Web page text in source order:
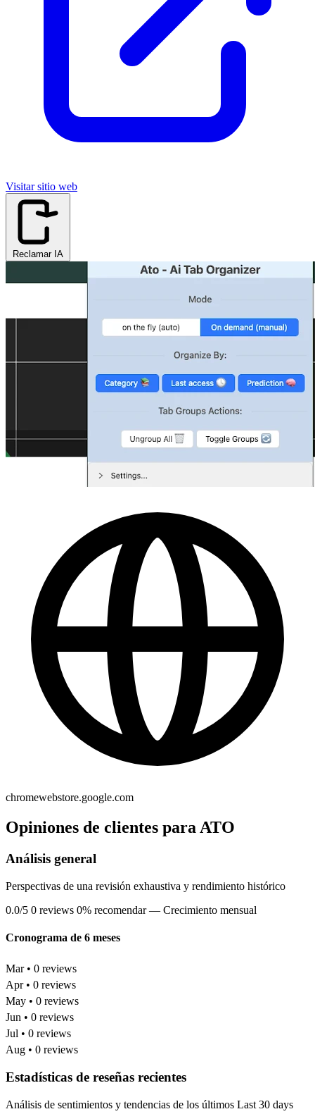
Visitar sitio web
Reclamar IA
chromewebstore.google.com
Opiniones de clientes para ATO
Análisis general
Perspectivas de una revisión exhaustiva y rendimiento histórico
0.0/5 0 reviews 0% recomendar — Crecimiento mensual
Cronograma de 6 meses
Mar • 0 reviews
Apr • 0 reviews
May • 0 reviews
Jun • 0 reviews
Jul • 0 reviews
Aug • 0 reviews
Estadísticas de reseñas recientes
Análisis de sentimientos y tendencias de los últimos Last 30 days